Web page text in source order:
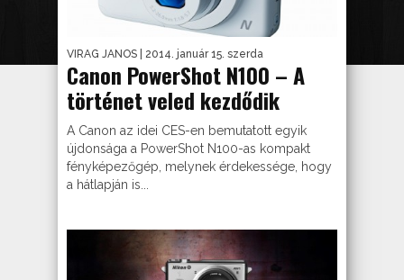
VIRAG JANOS | 2014. január 15. szerda
Canon PowerShot N100 – A
történet veled kezdődik
A Canon az idei CES-en bemutatott egyik
újdonsága a PowerShot N100-as kompakt
fényképezőgép, melynek érdekessége, hogy
a hátlapján is...